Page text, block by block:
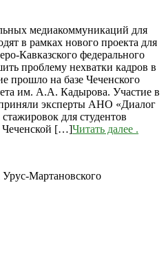
медиакоммуникаций для
в рамках нового проекта для
Кавказского федерального
проблему нехватки кадров в
прошло на базе Чеченского
им. А.А. Кадырова. Участие в
эксперты АНО «Диалог
для студентов
Чеченской […]Читать далее .
Мартановского